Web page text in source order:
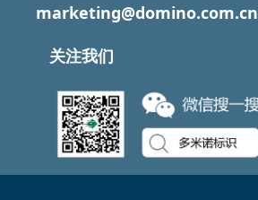
marketing@domino.com.cn
关注我们